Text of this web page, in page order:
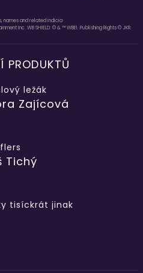
names and related indicia
Inc. WB SHIELD: © & ™ WBEI. Publishing Rights © JKR.
PRODUKTŮ
ležák
Zajícová
Tichý
tisíckrát jinak